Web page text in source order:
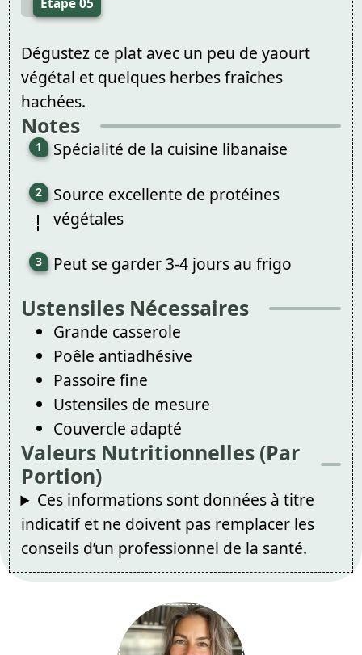
Étape 05
Dégustez ce plat avec un peu de yaourt
végétal et quelques herbes fraîches
hachées.
Notes
Spécialité de la cuisine libanaise
Source excellente de protéines
végétales
Peut se garder 3-4 jours au frigo
Ustensiles Nécessaires
Grande casserole
Poêle antiadhésive
Passoire fine
Ustensiles de mesure
Couvercle adapté
Valeurs Nutritionnelles (Par
Portion)
Ces informations sont données à titre
indicatif et ne doivent pas remplacer les
conseils d’un professionnel de la santé.